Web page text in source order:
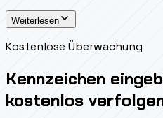
Weiterlesen
Kostenlose Überwachung
Kennzeichen
kostenlos